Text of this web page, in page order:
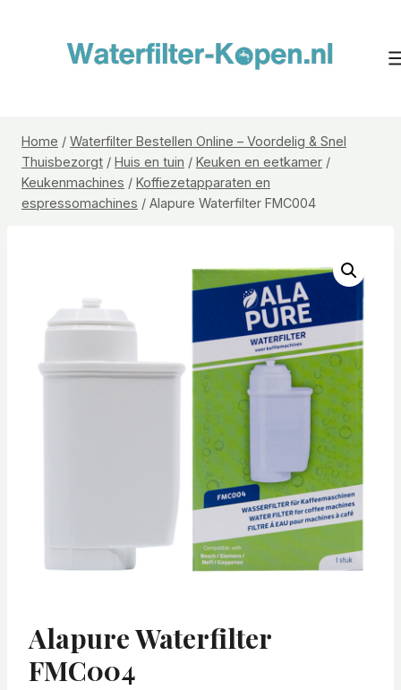
Home / Waterfilter Bestellen Online – Voordelig & Snel
Thuisbezorgt / Huis en tuin / Keuken en eetkamer /
Keukenmachines / Koffiezetapparaten en
espressomachines / Alapure Waterfilter FMC004
Alapure Waterfilter
FMC004